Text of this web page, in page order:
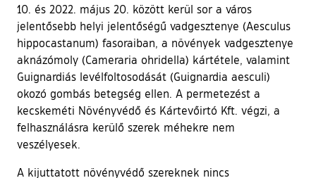
10. és 2022. május 20. között kerül sor a város
jelentősebb helyi jelentőségű vadgesztenye (Aesculus
hippocastanum) fasoraiban, a növények vadgesztenye
aknázómoly (Cameraria ohridella) kártétele, valamint
Guignardiás levélfoltosodását (Guignardia aesculi)
okozó gombás betegség ellen. A permetezést a
kecskeméti Növényvédő és Kártevőirtó Kft. végzi, a
felhasználásra kerülő szerek méhekre nem
veszélyesek.
A kijuttatott növényvédő szereknek nincs